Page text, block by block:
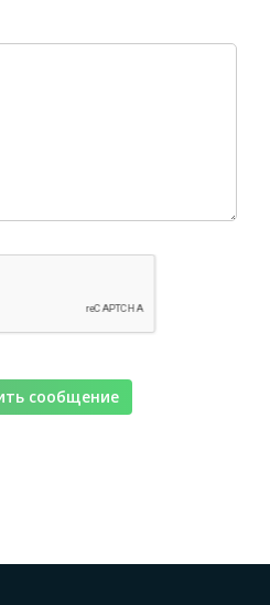
сообщение